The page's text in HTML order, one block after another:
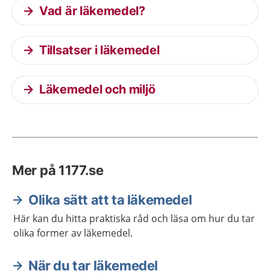
Vad är läkemedel?
Tillsatser i läkemedel
Läkemedel och miljö
Mer på 1177.se
Olika sätt att ta läkemedel
Här kan du hitta praktiska råd och läsa om hur du tar
olika former av läkemedel.
När du tar läkemedel